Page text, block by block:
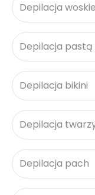
Depilacja
Depilacja
Depilacja bikini
Depilacja
Depilacja pach